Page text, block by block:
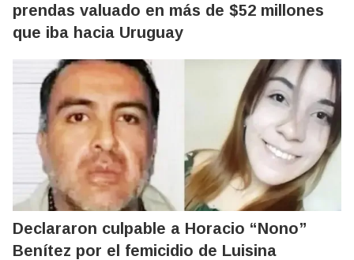
prendas valuado en más de $52 millones
que iba hacia Uruguay
Declararon culpable a Horacio “Nono”
Benítez por el femicidio de Luisina